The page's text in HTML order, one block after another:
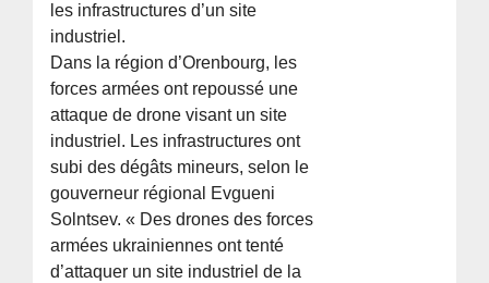
les infrastructures d’un site
industriel.
Dans la région d’Orenbourg, les
forces armées ont repoussé une
attaque de drone visant un site
industriel. Les infrastructures ont
subi des dégâts mineurs, selon le
gouverneur régional Evgueni
Solntsev. « Des drones des forces
armées ukrainiennes ont tenté
d’attaquer un site industriel de la